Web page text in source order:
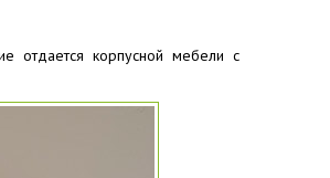
отдается корпусной мебели с